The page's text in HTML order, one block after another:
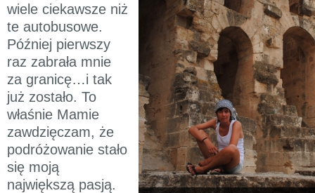
wiele ciekawsze niż
te autobusowe.
Później pierwszy
raz zabrała mnie
za granicę…i tak
już zostało. To
właśnie Mamie
zawdzięczam, że
podróżowanie stało
się moją
największą pasją.